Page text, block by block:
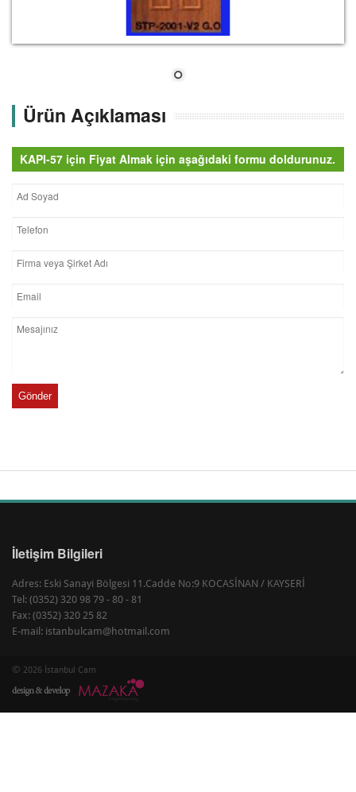
Ürün Açıklaması
KAPI-57 için Fiyat Almak için aşağıdaki formu doldurunuz.
Gönder
İletişim Bilgileri
Adres: Eski Sanayi Bölgesi 11.Cadde No:9 KOCASİNAN / KAYSERİ
Tel: (0352) 320 98 79 - 80 - 81
Fax: (0352) 320 25 82
E-mail: istanbulcam@hotmail.com
© 2026 İstanbul Cam